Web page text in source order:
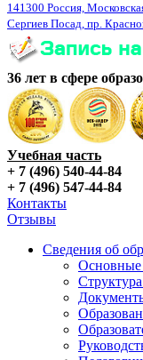
141300 Россия,
Сергиев Посад, пр.
36 лет в сфере
Учебная часть
+ 7 (496) 540-44-84
+ 7 (496) 547-44-84
Контакты
Отзывы
Сведения об
Основные